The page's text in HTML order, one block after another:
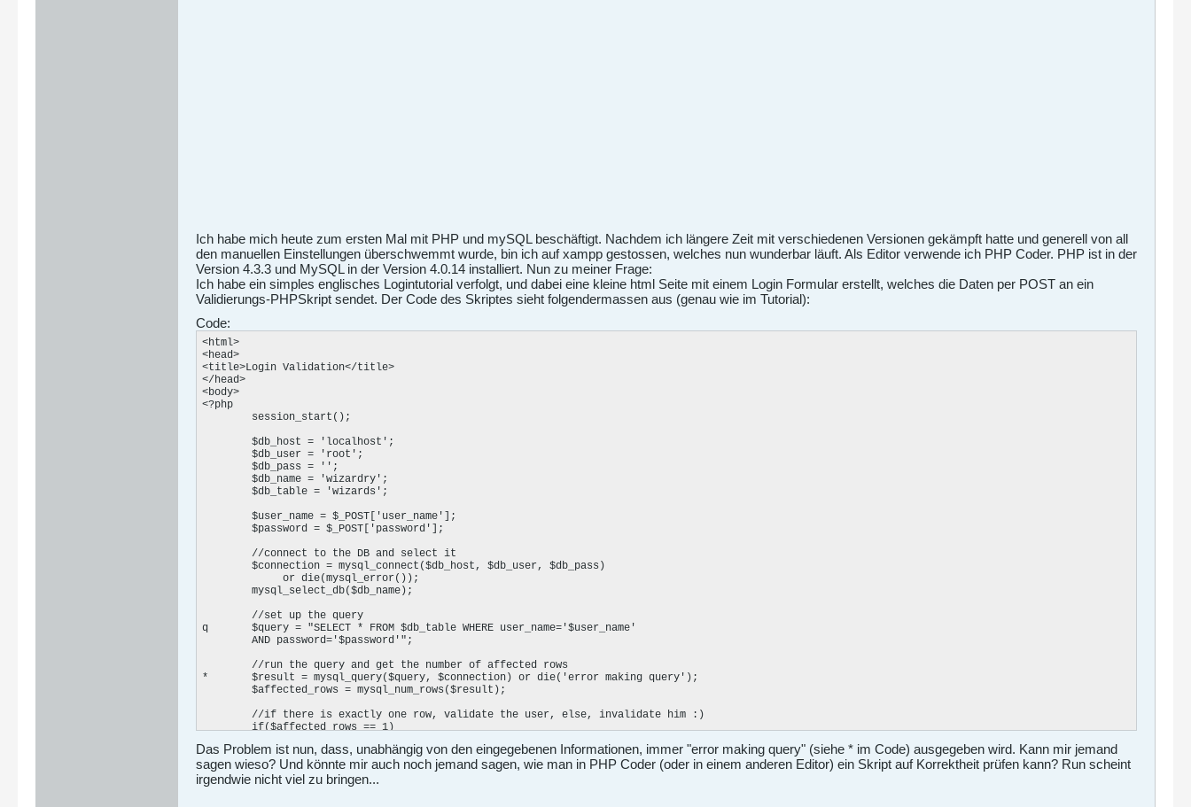
Ich habe mich heute zum ersten Mal mit PHP und mySQL beschäftigt. Nachdem ich längere Zeit mit verschiedenen Versionen gekämpft hatte und generell von all
den manuellen Einstellungen überschwemmt wurde, bin ich auf xampp gestossen, welches nun wunderbar läuft. Als Editor verwende ich PHP Coder. PHP ist in der
Version 4.3.3 und MySQL in der Version 4.0.14 installiert. Nun zu meiner Frage:
Ich habe ein simples englisches Logintutorial verfolgt, und dabei eine kleine html Seite mit einem Login Formular erstellt, welches die Daten per POST an ein
Validierungs-PHPSkript sendet. Der Code des Skriptes sieht folgendermassen aus (genau wie im Tutorial):
Code:
<html>
<head>
<title>Login Validation</title>
</head>
<body>
<?php
             or die(mysql_error());
q	$query = "SELECT * FROM $db_table WHERE user_name='$user_name'
        AND password='$password'";
*	$result = mysql_query($query, $connection) or die('error making query');
	if($affected_rows == 1)
		$_SESSION['user_name'] = $user_name;
		print 'validated';
	}
	else
Das Problem ist nun, dass, unabhängig von den eingegebenen Informationen, immer "error making query" (siehe * im Code) ausgegeben wird. Kann mir jemand
sagen wieso? Und könnte mir auch noch jemand sagen, wie man in PHP Coder (oder in einem anderen Editor) ein Skript auf Korrektheit prüfen kann? Run scheint
irgendwie nicht viel zu bringen...